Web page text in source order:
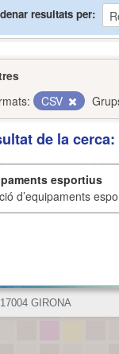
resultats per
CSV
de la
esportius
d’equipaments
GIRONA